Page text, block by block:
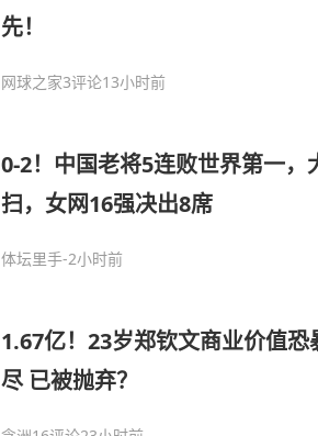
先！
网球之家3评论13小时前
0-2！中国老将5连败世界第一，
扫，女网16强决出8席
体坛里手-2小时前
1.67亿！23岁郑钦文商业价值
尽 已被抛弃？